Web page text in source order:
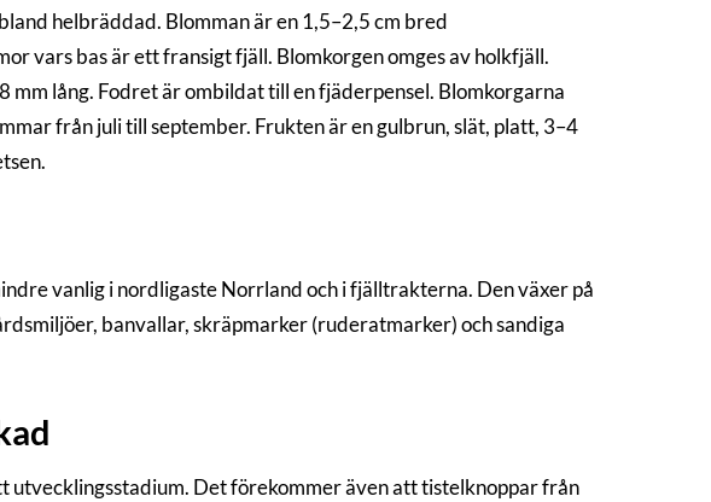
helbräddad. Blomman är en 1,5–2,5 cm bred
vars bas är ett fransigt fjäll. Blomkorgen omges av holkfjäll.
lång. Fodret är ombildat till en fjäderpensel. Blomkorgarna
från juli till september. Frukten är en gulbrun, slät, platt, 3–4
vanlig i nordligaste Norrland och i fjälltrakterna. Den växer på
banvallar, skräpmarker (ruderatmarker) och sandiga
utvecklingsstadium. Det förekommer även att tistelknoppar från